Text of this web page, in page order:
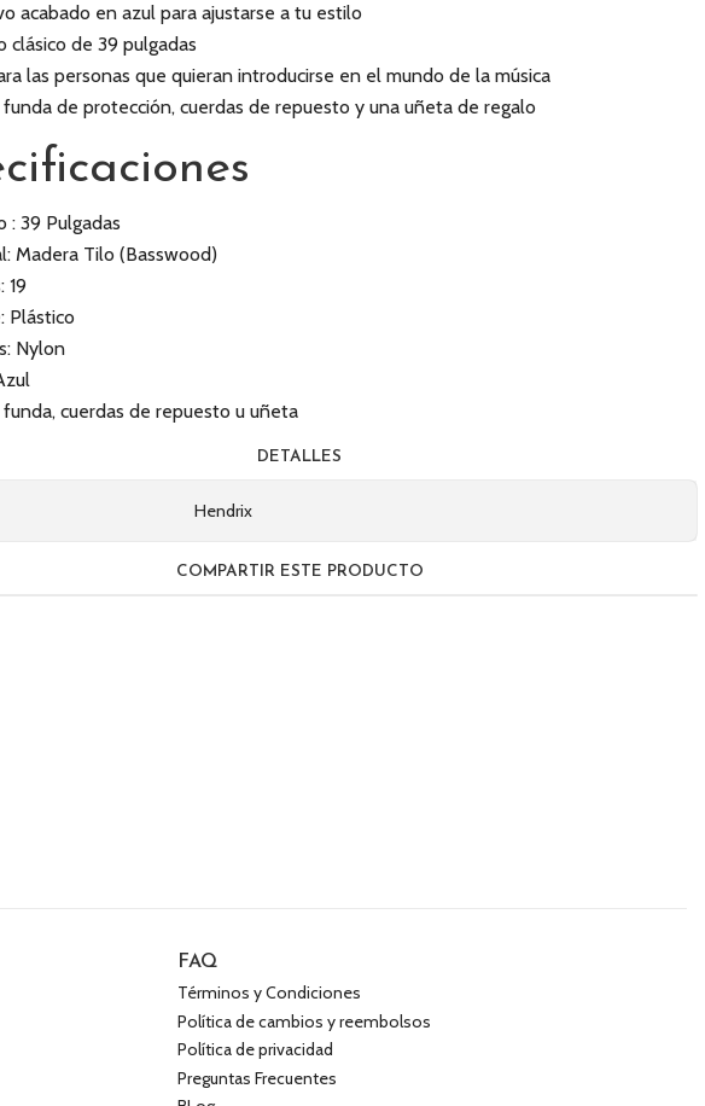
acabado en azul para ajustarse a tu estilo
clásico de 39 pulgadas
las personas que quieran introducirse en el mundo de la música
funda de protección, cuerdas de repuesto y una uñeta de regalo
: 39 Pulgadas
Madera Tilo (Basswood)
19
Plástico
Nylon
cuerdas de repuesto u uñeta
DETALLES
Hendrix
COMPARTIR ESTE PRODUCTO
FAQ
Términos y Condiciones
Política de cambios y reembolsos
Política de privacidad
Preguntas Frecuentes